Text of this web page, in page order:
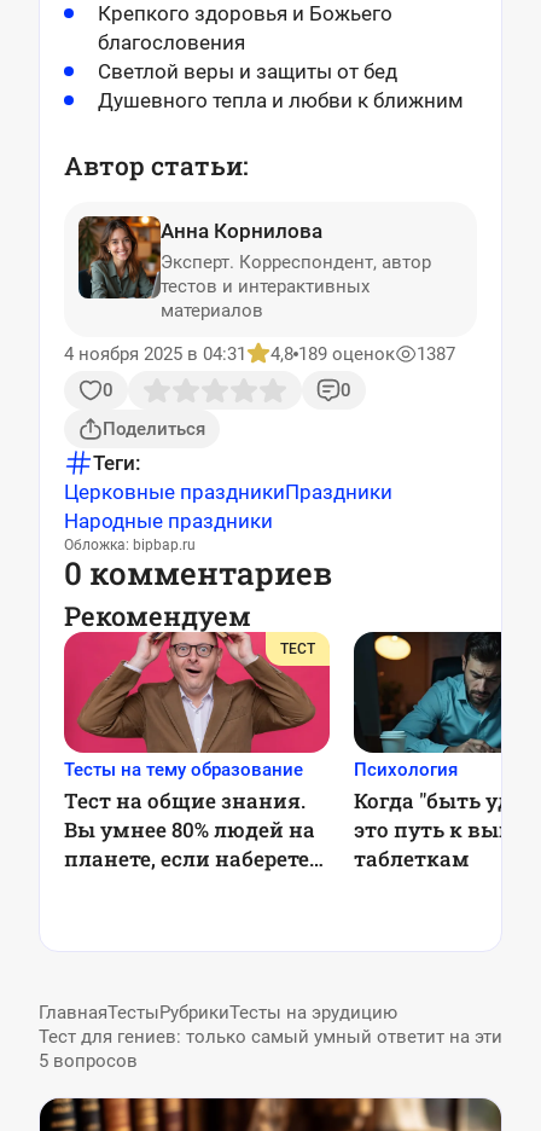
Крепкого здоровья и Божьего
благословения
Светлой веры и защиты от бед
Душевного тепла и любви к ближним
Автор статьи:
Анна Корнилова
Эксперт. Корреспондент, автор
тестов и интерактивных
материалов
4 ноября 2025 в 04:31
4,8 189 оценок
1387
0
0
Поделиться
Теги:
Церковные праздникиПраздники
Народные праздники
Обложка: bipbap.ru
0 комментариев
Рекомендуем
ТЕСТ
Тесты на тему образование
Тест на общие знания.
Вы умнее 80% людей на
планете, если наберете
Психология
Когда "быть
это путь к
таблеткам
ГлавнаяТестыРубрикиТесты на эрудицию
Тест для гениев: только самый умный ответит на эти
5 вопросов